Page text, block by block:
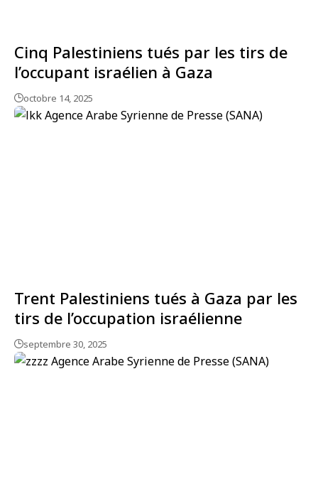
Cinq Palestiniens tués par les tirs de
l’occupant israélien à Gaza
octobre 14, 2025
Trent Palestiniens tués à Gaza par les
tirs de l’occupation israélienne
septembre 30, 2025